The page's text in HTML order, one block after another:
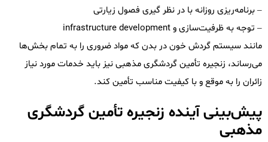
– برنامه‌ریزی روزانه با در نظر گیری فصول زیارتی
– توجه به ظرفیت‌سازی و infrastructure development
مانند سیستم گردش خون در بدن که مواد ضروری را به تمام بخش‌ها
می‌رساند، زنجیره تأمین گردشگری مذهبی نیز باید خدمات مورد نیاز
زائران را به موقع و با کیفیت مناسب تأمین کند.
پیش‌بینی آینده زنجیره تأمین گردشگری
مذهبی